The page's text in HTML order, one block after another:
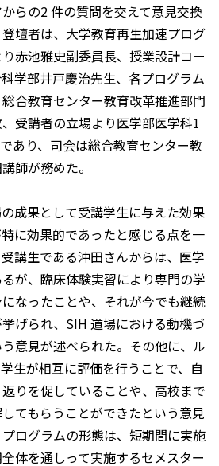
らの2 件の質問を交えて意見交換
壇者は、大学教育再生加速プログ
赤池雅史副委員長、授業設計コー
学部井戸慶治先生、各プログラム
合教育センター教育改革推進部門
受講者の立場より医学部医学科1
あり、司会は総合教育センター教
師が務めた。
成果として受講学生に与えた効果
に効果的であったと感じる点を一
講生である沖田さんからは、医学
が、臨床体験実習により専門の学
なったことや、それが今でも継続
げられ、SIH 道場における動機づ
意見が述べられた。その他に、ル
生が相互に評価を行うことで、自
りを促していることや、高校まで
てもらうことができたという意見
ログラムの形態は、短期間に実施
体を通しって実施するセメスター